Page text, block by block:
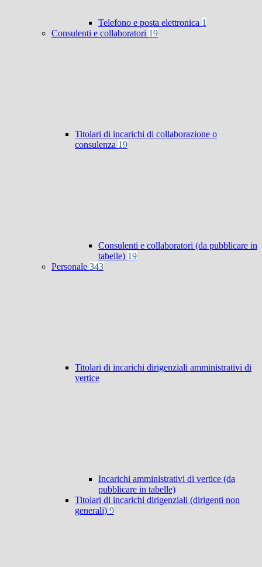
Telefono e posta elettronica 1
Consulenti e collaboratori 19
Titolari di incarichi di collaborazione o
consulenza 19
Consulenti e collaboratori (da pubblicare in
tabelle) 19
Personale 343
Titolari di incarichi dirigenziali amministrativi di
vertice
Incarichi amministrativi di vertice (da
pubblicare in tabelle)
Titolari di incarichi dirigenziali (dirigenti non
generali) 9